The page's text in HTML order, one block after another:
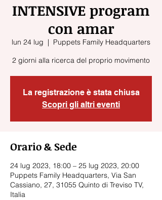
INTENSIVE program
con amar
lun 24 lug
  |
Puppets Family Headquarters
2 giorni alla ricerca del proprio movimento
La registrazione è stata chiusa
Scopri gli altri eventi
Orario & Sede
24 lug 2023, 18:00 – 25 lug 2023, 20:00
Puppets Family Headquarters, Via San
Cassiano, 27, 31055 Quinto di Treviso TV,
Italia